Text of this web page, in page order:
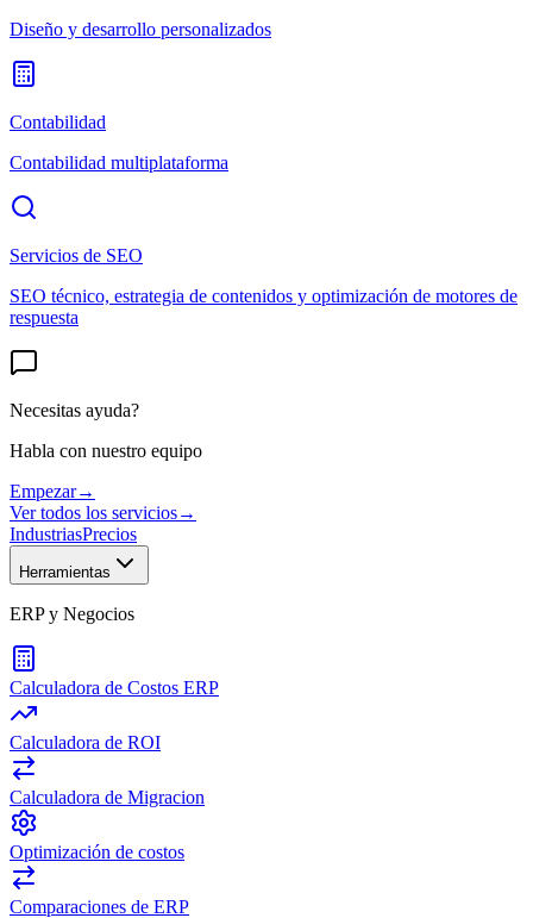
Diseño y desarrollo personalizados
Contabilidad
Contabilidad multiplataforma
Servicios de SEO
SEO técnico, estrategia de contenidos y optimización de motores de
respuesta
Necesitas ayuda?
Habla con nuestro equipo
Empezar→
Ver todos los servicios→
IndustriasPrecios
Herramientas
ERP y Negocios
Calculadora de Costos ERP
Calculadora de ROI
Calculadora de Migracion
Optimización de costos
Comparaciones de ERP